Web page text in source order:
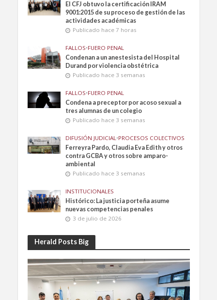
El CFJ obtuvo la certificación IRAM
9001:2015 de su proceso de gestión de las
actividades académicas
Publicado hace 7 horas
FALLOS•FUERO PENAL
Condenan a un anestesista del Hospital
Durand por violencia obstétrica
Publicado hace 3 semanas
FALLOS•FUERO PENAL
Condena a preceptor por acoso sexual a
tres alumnas de un colegio
Publicado hace 3 semanas
DIFUSIÓN JUDICIAL•PROCESOS COLECTIVOS
Ferreyra Pardo, Claudia Eva Edith y otros
contra GCBA y otros sobre amparo-
ambiental
Publicado hace 3 semanas
INSTITUCIONALES
Histórico: La justicia porteña asume
nuevas competencias penales
3 de julio de 2026
Herald Posts Big